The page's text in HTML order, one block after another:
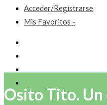
Acceder/Registrarse
Mis Favoritos -
Osito Tito. Un